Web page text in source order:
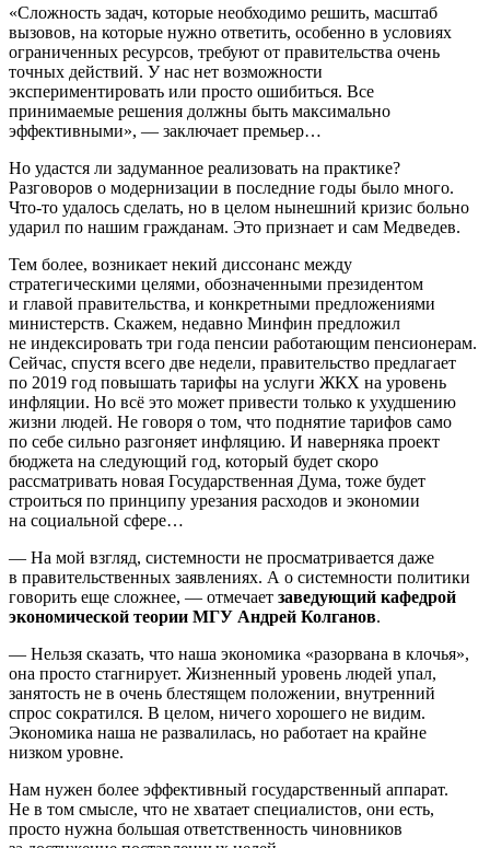
«Сложность задач, которые необходимо решить, масштаб
вызовов, на которые нужно ответить, особенно в условиях
ограниченных ресурсов, требуют от правительства очень
точных действий. У нас нет возможности
экспериментировать или просто ошибиться. Все
принимаемые решения должны быть максимально
эффективными», — заключает премьер…
Но удастся ли задуманное реализовать на практике?
Разговоров о модернизации в последние годы было много.
Что-то удалось сделать, но в целом нынешний кризис больно
ударил по нашим гражданам. Это признает и сам Медведев.
Тем более, возникает некий диссонанс между
стратегическими целями, обозначенными президентом
и главой правительства, и конкретными предложениями
министерств. Скажем, недавно Минфин предложил
не индексировать три года пенсии работающим пенсионерам.
Сейчас, спустя всего две недели, правительство предлагает
по 2019 год повышать тарифы на услуги ЖКХ на уровень
инфляции. Но всё это может привести только к ухудшению
жизни людей. Не говоря о том, что поднятие тарифов само
по себе сильно разгоняет инфляцию. И наверняка проект
бюджета на следующий год, который будет скоро
рассматривать новая Государственная Дума, тоже будет
строиться по принципу урезания расходов и экономии
на социальной сфере…
— На мой взгляд, системности не просматривается даже
в правительственных заявлениях. А о системности политики
говорить еще сложнее, — отмечает заведующий кафедрой
экономической теории МГУ Андрей Колганов.
— Нельзя сказать, что наша экономика «разорвана в клочья»,
она просто стагнирует. Жизненный уровень людей упал,
занятость не в очень блестящем положении, внутренний
спрос сократился. В целом, ничего хорошего не видим.
Экономика наша не развалилась, но работает на крайне
низком уровне.
Нам нужен более эффективный государственный аппарат.
Не в том смысле, что не хватает специалистов, они есть,
просто нужна большая ответственность чиновников